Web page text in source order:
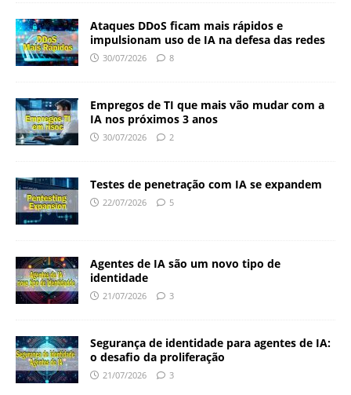
Ataques DDoS ficam mais rápidos e
impulsionam uso de IA na defesa das redes
30/07/2026 8
Empregos de TI que mais vão mudar com a
IA nos próximos 3 anos
30/07/2026 2
Testes de penetração com IA se expandem
22/07/2026 5
Agentes de IA são um novo tipo de
identidade
21/07/2026 3
Segurança de identidade para agentes de IA:
o desafio da proliferação
21/07/2026 3